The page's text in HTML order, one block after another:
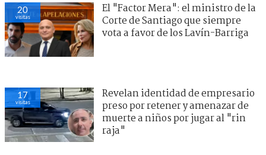
20
visitas
El "Factor Mera": el ministro de la
Corte de Santiago que siempre
vota a favor de los Lavín-Barriga
17
visitas
Revelan identidad de empresario
preso por retener y amenazar de
muerte a niños por jugar al "rin
raja"